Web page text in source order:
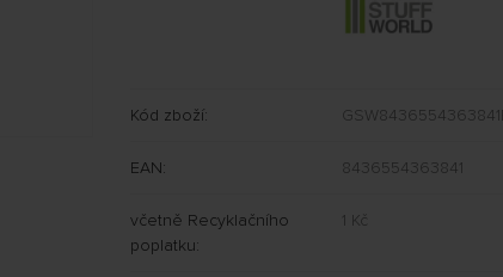
Kód zboží:
EAN: 8436554363841
včetně Recyklačního
poplatku:
1 Kč